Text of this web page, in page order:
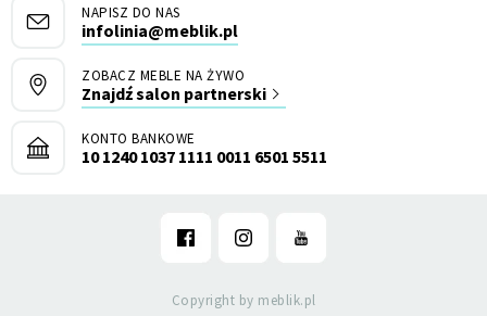
NAPISZ DO NAS
infolinia@meblik.pl
ZOBACZ MEBLE NA ŻYWO
Znajdź salon partnerski
KONTO BANKOWE
10 1240 1037 1111 0011 6501 5511
Copyright by meblik.pl